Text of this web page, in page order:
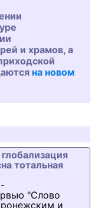
и храмов, а
на новом
тотальная
"Слово
и